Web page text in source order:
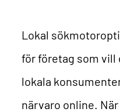
Lokal
för företag som vill
lokala
närvaro online.